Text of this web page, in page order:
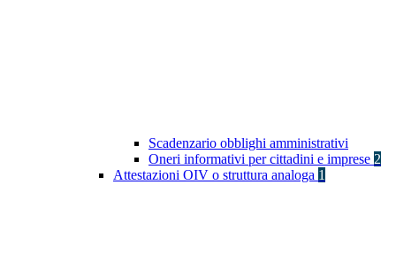
Scadenzario obblighi amministrativi
Oneri informativi per cittadini e imprese 2
Attestazioni OIV o struttura analoga 1